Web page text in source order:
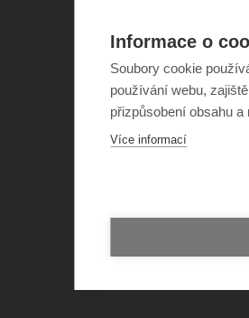
Informace o
Soubory cookie
používání webu,
přizpůsobení obsahu a
Více informací